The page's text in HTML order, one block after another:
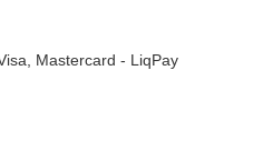
Mastercard - LiqPay